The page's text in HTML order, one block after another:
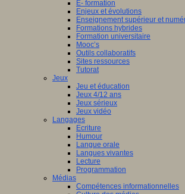
E- formation
Enjeux et évolutions
Enseignement supérieur et
Formations hybrides
Formation universitaire
Mooc’s
Outils collaboratifs
Sites ressources
Tutorat
Jeux
Jeu et éducation
Jeux 4/12 ans
Jeux sérieux
Jeux vidéo
Langages
Ecriture
Humour
Langue orale
Langues vivantes
Lecture
Programmation
Médias
Compétences informationnelles